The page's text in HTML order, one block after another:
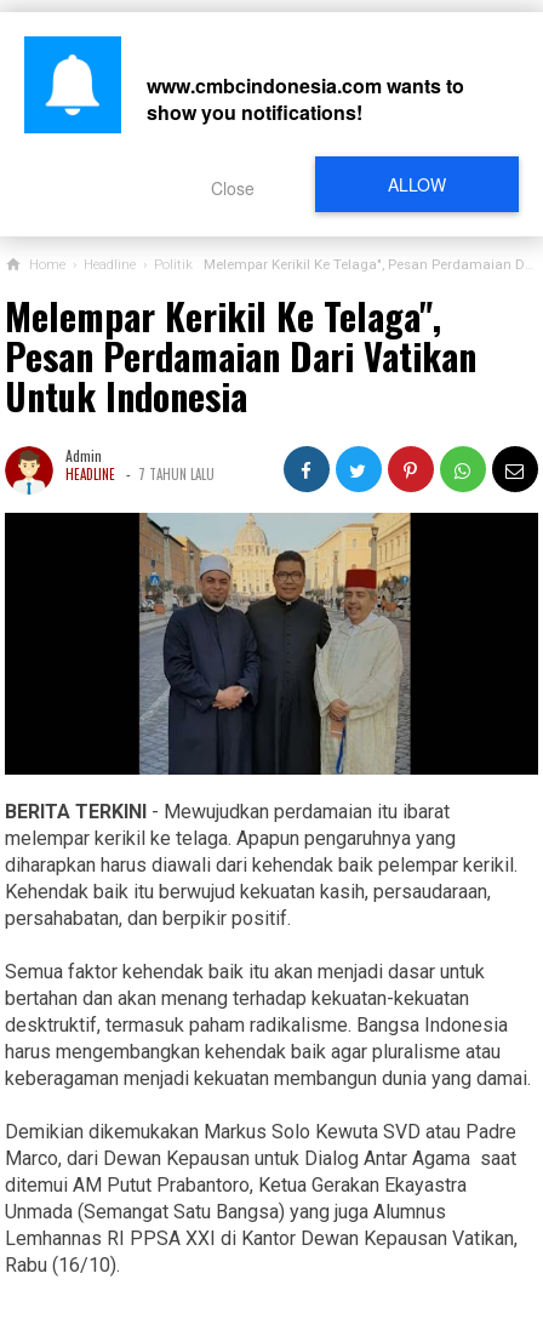
Home › Headline › Politik Melempar Kerikil Ke Telaga", Pesan Perdamaian Dari Vatikan Untuk Indonesia
Melempar Kerikil Ke Telaga",
Pesan Perdamaian Dari Vatikan
Untuk Indonesia
Admin
HEADLINE - 7 TAHUN LALU
BERITA TERKINI - Mewujudkan perdamaian itu ibarat
melempar kerikil ke telaga. Apapun pengaruhnya yang
diharapkan harus diawali dari kehendak baik pelempar kerikil.
Kehendak baik itu berwujud kekuatan kasih, persaudaraan,
persahabatan, dan berpikir positif.
Semua faktor kehendak baik itu akan menjadi dasar untuk
bertahan dan akan menang terhadap kekuatan-kekuatan
desktruktif, termasuk paham radikalisme. Bangsa Indonesia
harus mengembangkan kehendak baik agar pluralisme atau
keberagaman menjadi kekuatan membangun dunia yang damai.
Demikian dikemukakan Markus Solo Kewuta SVD atau Padre
Marco, dari Dewan Kepausan untuk Dialog Antar Agama saat
ditemui AM Putut Prabantoro, Ketua Gerakan Ekayastra
Unmada (Semangat Satu Bangsa) yang juga Alumnus
Lemhannas RI PPSA XXI di Kantor Dewan Kepausan Vatikan,
Rabu (16/10).
www.cmbcindonesia.comwants to
show you notifications!
ALLOW
Close